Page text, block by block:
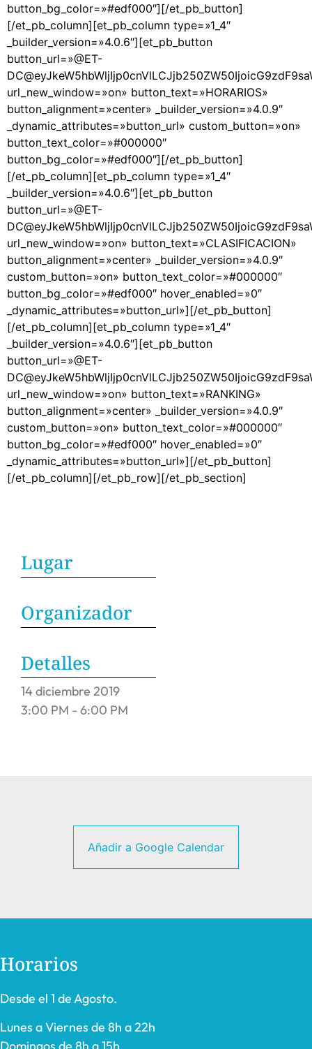
button_bg_color=»#edf000″][/et_pb_button]
[/et_pb_column][et_pb_column type=»1_4″
_builder_version=»4.0.6″][et_pb_button
button_url=»@ET-
url_new_window=»on» button_text=»HORARIOS»
button_alignment=»center» _builder_version=»4.0.9″
_dynamic_attributes=»button_url» custom_button=»on»
button_text_color=»#000000″
button_bg_color=»#edf000″][/et_pb_button]
[/et_pb_column][et_pb_column type=»1_4″
_builder_version=»4.0.6″][et_pb_button
button_url=»@ET-
url_new_window=»on» button_text=»CLASIFICACION»
button_alignment=»center» _builder_version=»4.0.9″
custom_button=»on» button_text_color=»#000000″
button_bg_color=»#edf000″ hover_enabled=»0″
_dynamic_attributes=»button_url»][/et_pb_button]
[/et_pb_column][et_pb_column type=»1_4″
_builder_version=»4.0.6″][et_pb_button
button_url=»@ET-
url_new_window=»on» button_text=»RANKING»
button_alignment=»center» _builder_version=»4.0.9″
custom_button=»on» button_text_color=»#000000″
button_bg_color=»#edf000″ hover_enabled=»0″
_dynamic_attributes=»button_url»][/et_pb_button]
[/et_pb_column][/et_pb_row][/et_pb_section]
Lugar
Organizador
Detalles
14 diciembre 2019
3:00 PM - 6:00 PM
Añadir a Google Calendar
Horarios
Desde el 1 de Agosto.
Lunes a Viernes de 8h a 22h